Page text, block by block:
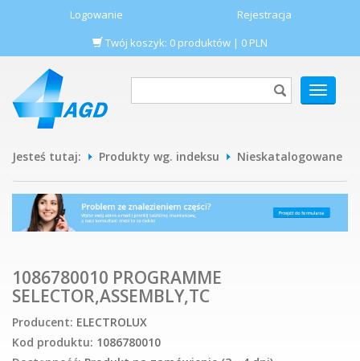
Logowanie
Rejestracja
Twój koszyk: 0 produktów | 0 PLN
POKAŻ
MENU
Jesteś tutaj: Produkty wg. indeksu Nieskatalogowane
1086780010 PROGRAMME
SELECTOR,ASSEMBLY,TC
Producent: ELECTROLUX
Kod produktu: 1086780010